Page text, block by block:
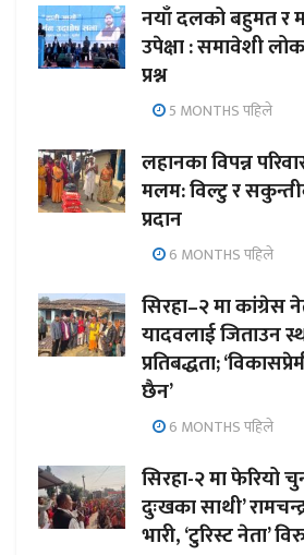
नयाँ दलको बहुमत र
उपेक्षा : समावेशी
प्रश्न
5 MONTHS पहिले
लहानका विपन्न
मलम: विल्टु र
प्रदान
6 MONTHS पहिले
सिरहा–२ मा कांग्रेस
यादवलाई जिताउन
प्रतिबद्धता;
छैन’
6 MONTHS पहिले
सिरहा-२ मा फेरियो
दुःखका साथी’
भारी, ‘टुरिस्ट नेता’